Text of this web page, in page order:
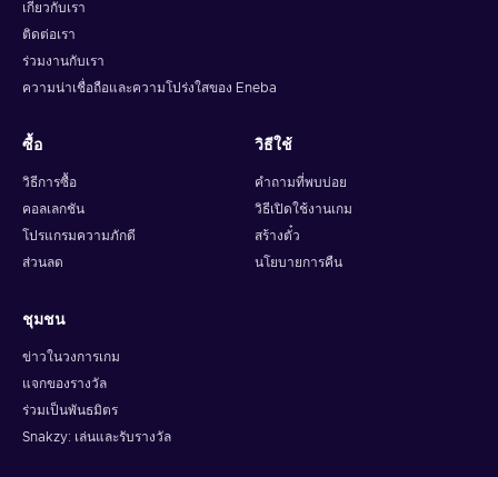
เกี่ยวกับเรา
ติดต่อเรา
ร่วมงานกับเรา
ความน่าเชื่อถือและความโปร่งใสของ Eneba
ซื้อ
วิธีการซื้อ
คอลเลกชัน
โปรแกรมความภักดี
ส่วนลด
วิธีใช้
คำถามที่พบบ่อย
วิธีเปิดใช้งานเกม
สร้างตั๋ว
นโยบายการคืน
ชุมชน
ข่าวในวงการเกม
แจกของรางวัล
ร่วมเป็นพันธมิตร
Snakzy: เล่นและรับรางวัล